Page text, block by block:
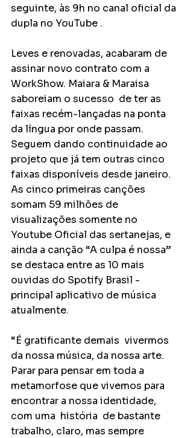
seguinte, às 9h no canal oficial da
dupla no YouTube .
Leves e renovadas, acabaram de
assinar novo contrato com a
WorkShow. Maiara & Maraisa
saboreiam o sucesso  de ter as
faixas recém-lançadas na ponta
da língua por onde passam.
Seguem dando continuidade ao
projeto que já tem outras cinco
faixas disponíveis desde janeiro.
As cinco primeiras canções
somam 59 milhões de
visualizações somente no
Youtube Oficial das sertanejas, e
ainda a canção “A culpa é nossa”
se destaca entre as 10 mais
ouvidas do Spotify Brasil -
principal aplicativo de música
atualmente.
“É gratificante demais  vivermos
da nossa música, da nossa arte.
Parar para pensar em toda a
metamorfose que vivemos para
encontrar a nossa identidade,
com uma  história  de bastante
trabalho, claro, mas sempre